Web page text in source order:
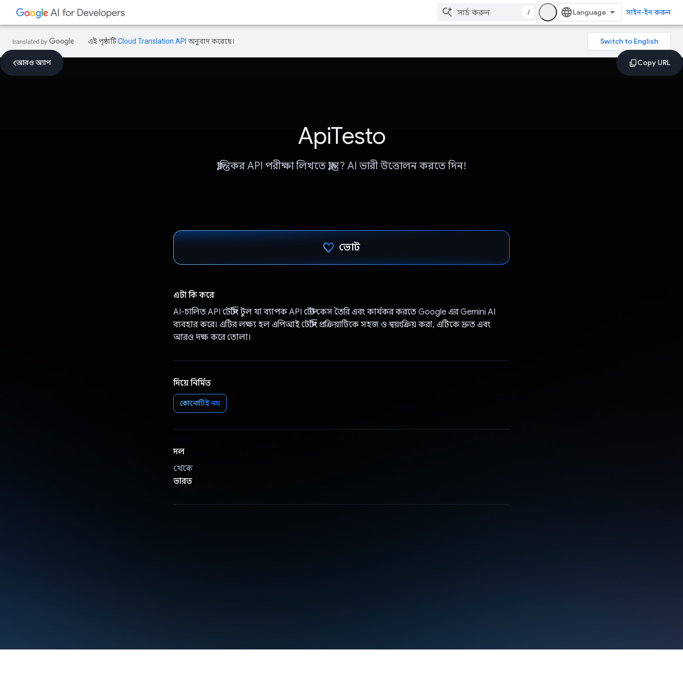
/ সাইন-ইন করুন
এই পৃষ্ঠাটিCloud Translation API অনুবাদ করেছে।
আরও অ্যাপ
ApiTesto
ক্লান্তিকর API পরীক্ষা লিখতে ক্লান্ত? AI ভারী উত্তোলন করতে দিন!
ভোট
এটা কি করে
AI-চালিত API টেস্টিং টুল যা ব্যাপক API টেস্ট কেস তৈরি এবং কার্যকর করতে Google এর Gemini AI
ব্যবহার করে। এটির লক্ষ্য হল এপিআই টেস্টিং প্রক্রিয়াটিকে সহজ ও স্বয়ংক্রিয় করা, এটিকে দ্রুত এবং
আরও দক্ষ করে তোলা।
দিয়ে নির্মিত
কোনোটিই নয়
দল
থেকে
ভারত